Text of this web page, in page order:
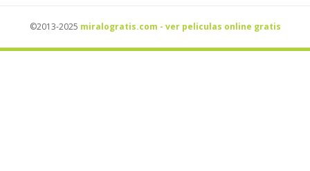
©2013-2025 miralogratis.com - ver peliculas online gratis